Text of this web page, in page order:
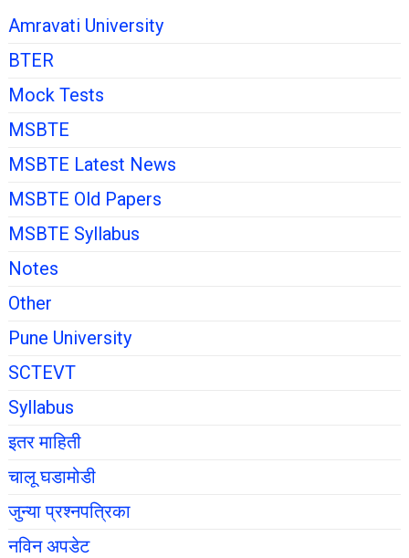
Amravati University
BTER
Mock Tests
MSBTE
MSBTE Latest News
MSBTE Old Papers
MSBTE Syllabus
Notes
Other
Pune University
SCTEVT
Syllabus
इतर माहिती
चालू घडामोडी
जुन्या प्रश्नपत्रिका
नविन अपडेट